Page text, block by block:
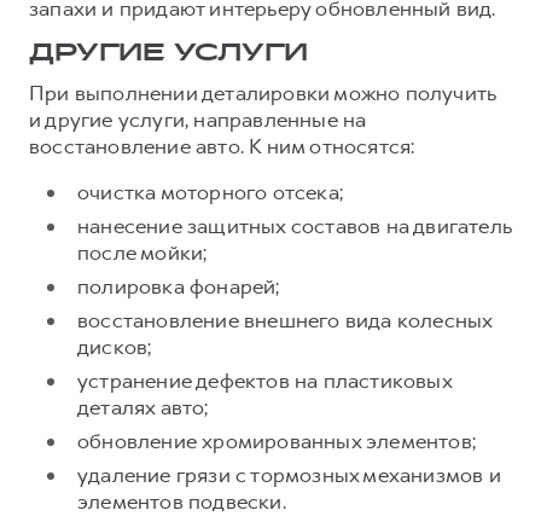
запахи и придают интерьеру обновленный вид.
ДРУГИЕ УСЛУГИ
При выполнении деталировки можно получить
и другие услуги, направленные на
восстановление авто. К ним относятся:
очистка моторного отсека;
нанесение защитных составов на двигатель
после мойки;
полировка фонарей;
восстановление внешнего вида колесных
дисков;
устранение дефектов на пластиковых
деталях авто;
обновление хромированных элементов;
удаление грязи с тормозных механизмов и
элементов подвески.